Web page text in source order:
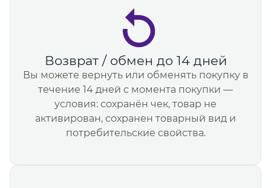
Возврат / обмен до 14 дней
Вы можете вернуть или обменять покупку в
течение 14 дней с момента покупки —
условия: сохранён чек, товар не
активирован, сохранен товарный вид и
потребительские свойства.